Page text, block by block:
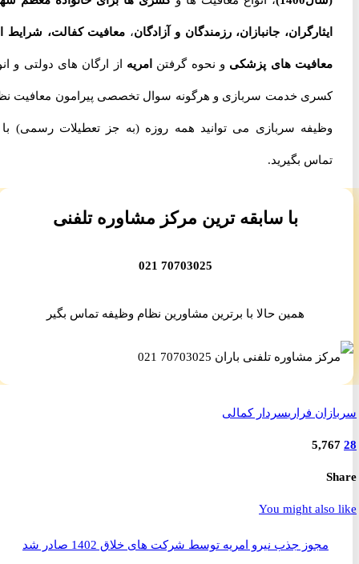
ایثارگران، جانبازان، رزمندگان و آزادگان،معافیت کفالت، شرایط اخذ
معافیت های پزشکیو نحوه گرفتن امریهاز ارگان های دولتی و انواع
کسری خدمت سربازی و هرگونه سوال تخصصی پیرامون معافیت نظام
وظیفه سربازی می توانید همه روزه (به جز تعطیلات رسمی) با ما
تماس بگیرید.
با سابقه ترین مرکز مشاوره تلفنی
70703025 021
همین حالا با برترین مشاورین نظام وظیفه تماس بگیر
فراریسردار کمالی
You might
مجوز جذب نیرو امریه توسط شرکت های خلاق 1402 صادر شد